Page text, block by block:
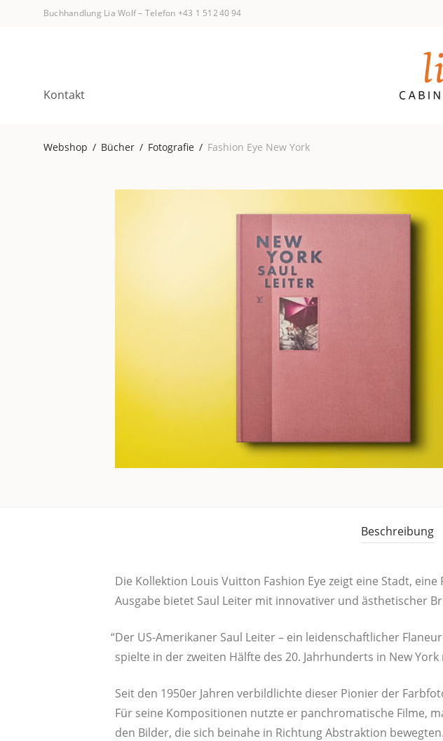
Buchhandlung Lia Wolf– Telefon +43 1 512 40 94
Kontakt
Webshop / Bücher / Fotografie / Fashion Eye New York
Beschreibung
Die Kol­lek­ti­on Lou­is Vuit­ton Fashion Eye zeigt eine Stadt,
Aus­ga­be bie­tet Saul Lei­ter mit inno­va­ti­ver und ästhe­ti­scher
“Der US-Ame­ri­ka­ner Saul Lei­ter – ein lei­den­schaft­li­cher
spiel­te in der zwei­ten Hälf­te des 20. Jahr­hun­derts in New
Seit den 1950er Jah­ren ver­bild­lich­te die­ser Pio­nier der
Für sei­ne Kom­po­si­tio­nen nutz­te er pan­chro­ma­ti­sche Fil­me,
den Bil­der, die sich bei­na­he in Rich­tung Abs­trak­ti­on